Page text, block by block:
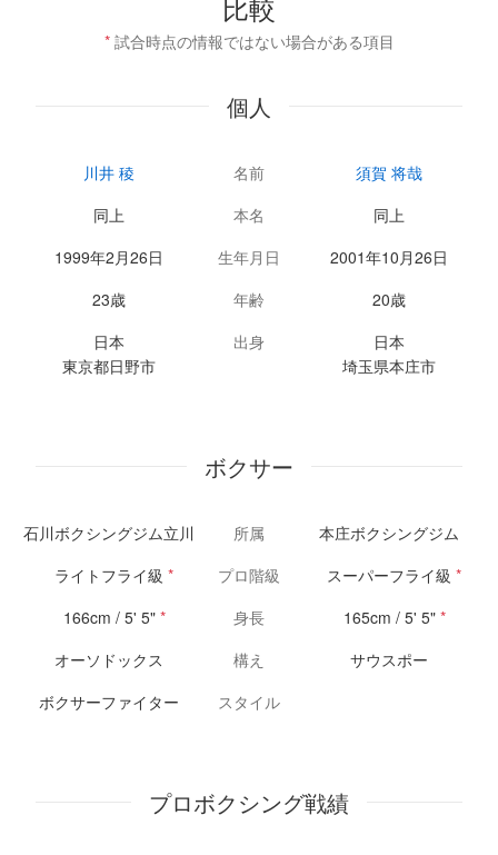
* 試合時点の情報ではない場合がある項目
個人
川井 稜 名前
須賀 将哉
同上
本名
同上
1999年2月26日
生年月日
2001年10月26日
23歳
年齢
20歳
日本
東京都日野市
出身
日本
埼玉県本庄市
ボクサー
石川ボクシングジム立川 所属
本庄ボクシングジム
ライトフライ級 * プロ階級 スーパーフライ級 *
166cm / 5' 5" * 身長 165cm / 5' 5" *
オーソドックス
構え
サウスポー
ボクサーファイター
スタイル
プロボクシング戦績